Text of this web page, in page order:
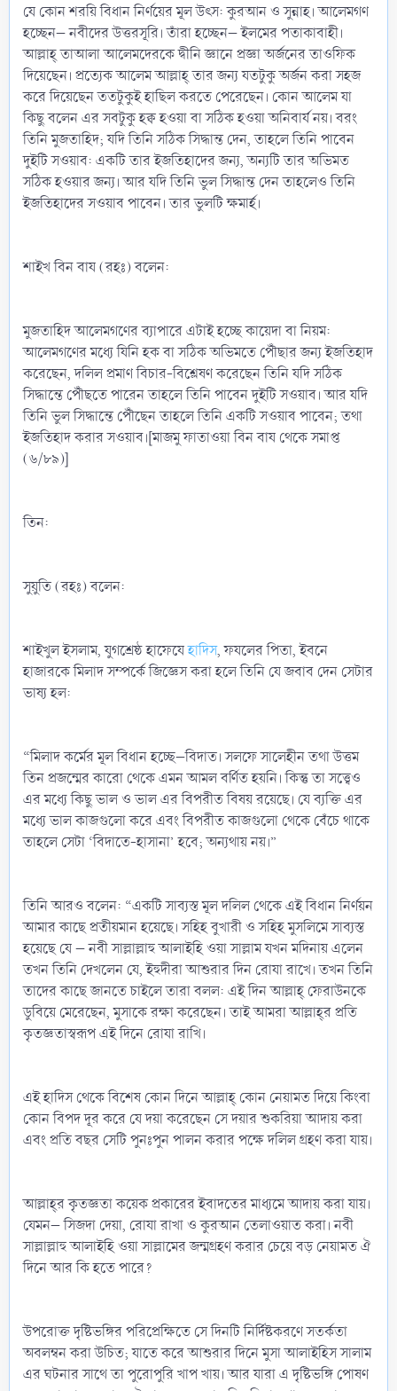
যে কোন শরয়ি বিধান নির্ণয়ের মূল উৎস: কুরআন ও সুন্নাহ। আলেমগণ
হচ্ছেন– নবীদের উত্তরসূরি। তাঁরা হচ্ছেন– ইলমের পতাকাবাহী।
আল্লাহ্‌ তাআলা আলেমদেরকে দ্বীনি জ্ঞানে প্রজ্ঞা অর্জনের তাওফিক
দিয়েছেন। প্রত্যেক আলেম আল্লাহ্‌ তার জন্য যতটুকু অর্জন করা সহজ
করে দিয়েছেন ততটুকুই হাছিল করতে পেরেছেন। কোন আলেম যা
কিছু বলেন এর সবটুকু হক্ব হওয়া বা সঠিক হওয়া অনিবার্য নয়। বরং
তিনি মুজতাহিদ; যদি তিনি সঠিক সিদ্ধান্ত দেন, তাহলে তিনি পাবেন
দুইটি সওয়াব: একটি তার ইজতিহাদের জন্য, অন্যটি তার অভিমত
সঠিক হওয়ার জন্য। আর যদি তিনি ভুল সিদ্ধান্ত দেন তাহলেও তিনি
ইজতিহাদের সওয়াব পাবেন। তার ভুলটি ক্ষমার্হ।
শাইখ বিন বায (রহঃ) বলেন:
মুজতাহিদ আলেমগণের ব্যাপারে এটাই হচ্ছে কায়েদা বা নিয়ম:
আলেমগণের মধ্যে যিনি হক বা সঠিক অভিমতে পৌঁছার জন্য ইজতিহাদ
করেছেন, দলিল প্রমাণ বিচার-বিশ্লেষণ করেছেন তিনি যদি সঠিক
সিদ্ধান্তে পৌঁছতে পারেন তাহলে তিনি পাবেন দুইটি সওয়াব। আর যদি
তিনি ভুল সিদ্ধান্তে পৌঁছেন তাহলে তিনি একটি সওয়াব পাবেন; তথা
ইজতিহাদ করার সওয়াব।[মাজমু ফাতাওয়া বিন বায থেকে সমাপ্ত
(৬/৮৯)]
তিন:
সুয়ুতি (রহঃ) বলেন:
শাইখুল ইসলাম, যুগশ্রেষ্ঠ হাফেযেহাদিস, ফযলের পিতা, ইবনে
হাজারকে মিলাদ সম্পর্কে জিজ্ঞেস করা হলে তিনি যে জবাব দেন সেটার
ভাষ্য হল:
“মিলাদ কর্মের মূল বিধান হচ্ছে–বিদাত। সলফে সালেহীন তথা উত্তম
তিন প্রজন্মের কারো থেকে এমন আমল বর্ণিত হয়নি। কিন্তু তা সত্ত্বেও
এর মধ্যে কিছু ভাল ও ভাল এর বিপরীত বিষয় রয়েছে। যে ব্যক্তি এর
মধ্যে ভাল কাজগুলো করে এবং বিপরীত কাজগুলো থেকে বেঁচে থাকে
তাহলে সেটা ‘বিদাতে-হাসানা’ হবে; অন্যথায় নয়।”
তিনি আরও বলেন: “একটি সাব্যস্ত মূল দলিল থেকে এই বিধান নির্ণয়ন
আমার কাছে প্রতীয়মান হয়েছে। সহিহ বুখারী ও সহিহ মুসলিমে সাব্যস্ত
হয়েছে যে – নবী সাল্লাল্লাহু আলাইহি ওয়া সাল্লাম যখন মদিনায় এলেন
তখন তিনি দেখলেন যে, ইহুদীরা আশুরার দিন রোযা রাখে। তখন তিনি
তাদের কাছে জানতে চাইলে তারা বলল: এই দিন আল্লাহ্‌ ফেরাউনকে
ডুবিয়ে মেরেছেন, মুসাকে রক্ষা করেছেন। তাই আমরা আল্লাহ্‌র প্রতি
কৃতজ্ঞতাস্বরূপ এই দিনে রোযা রাখি।
এই হাদিস থেকে বিশেষ কোন দিনে আল্লাহ্ কোন নেয়ামত দিয়ে কিংবা
কোন বিপদ দূর করে যে দয়া করেছেন সে দয়ার শুকরিয়া আদায় করা
এবং প্রতি বছর সেটি পুনঃপুন পালন করার পক্ষে দলিল গ্রহণ করা যায়।
আল্লাহ্‌র কৃতজ্ঞতা কয়েক প্রকারের ইবাদতের মাধ্যমে আদায় করা যায়।
যেমন– সিজদা দেয়া, রোযা রাখা ও কুরআন তেলাওয়াত করা। নবী
সাল্লাল্লাহু আলাইহি ওয়া সাল্লামের জন্মগ্রহণ করার চেয়ে বড় নেয়ামত ঐ
দিনে আর কি হতে পারে?
উপরোক্ত দৃষ্টিভঙ্গির পরিপ্রেক্ষিতে সে দিনটি নির্দিষ্টকরণে সতর্কতা
অবলম্বন করা উচিত; যাতে করে আশুরার দিনে মুসা আলাইহিস সালাম
এর ঘটনার সাথে তা পুরোপুরি খাপ খায়। আর যারা এ দৃষ্টিভঙ্গি পোষণ